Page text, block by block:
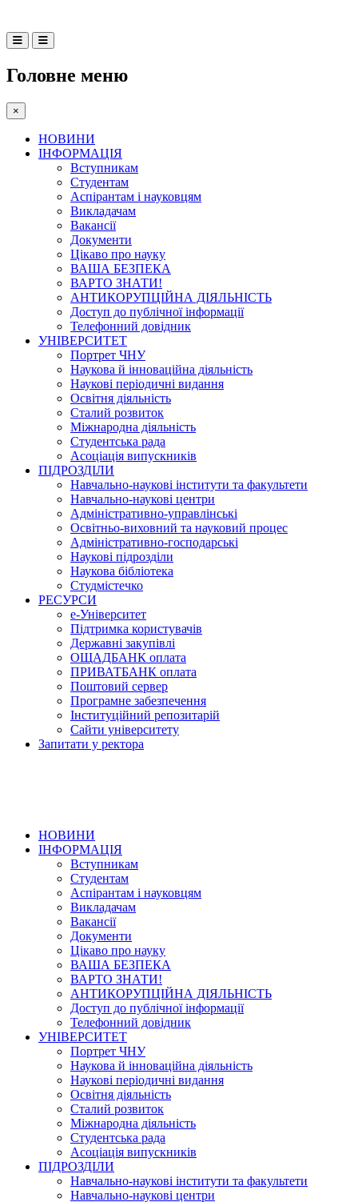
Головне меню
×
НОВИНИ
ІНФОРМАЦІЯ
Вступникам
Студентам
Аспірантам і науковцям
Викладачам
Вакансії
Документи
Цікаво про науку
ВАША БЕЗПЕКА
ВАРТО ЗНАТИ!
АНТИКОРУПЦІЙНА ДІЯЛЬНІСТЬ
Доступ до публічної інформації
Телефонний довідник
УНІВЕРСИТЕТ
Портрет ЧНУ
Наукова й інноваційна діяльність
Наукові періодичні видання
Освітня діяльність
Сталий розвиток
Міжнародна діяльність
Студентська рада
Асоціація випускників
ПІДРОЗДІЛИ
Навчально-наукові інститути та факультети
Навчально-наукові центри
Адміністративно-управлінські
Освітньо-виховний та науковий процес
Адміністративно-господарські
Наукові підрозділи
Наукова бібліотека
Студмістечко
РЕСУРСИ
е-Університет
Підтримка користувачів
Державні закупівлі
ОЩАДБАНК оплата
ПРИВАТБАНК оплата
Поштовий сервер
Програмне забезпечення
Інституційний репозитарій
Сайти університету
Запитати у ректора
НОВИНИ
ІНФОРМАЦІЯ
Вступникам
Студентам
Аспірантам і науковцям
Викладачам
Вакансії
Документи
Цікаво про науку
ВАША БЕЗПЕКА
ВАРТО ЗНАТИ!
АНТИКОРУПЦІЙНА ДІЯЛЬНІСТЬ
Доступ до публічної інформації
Телефонний довідник
УНІВЕРСИТЕТ
Портрет ЧНУ
Наукова й інноваційна діяльність
Наукові періодичні видання
Освітня діяльність
Сталий розвиток
Міжнародна діяльність
Студентська рада
Асоціація випускників
ПІДРОЗДІЛИ
Навчально-наукові інститути та факультети
Навчально-наукові центри